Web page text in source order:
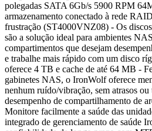
polegadas SATA 6Gb/s 5900 RPM
armazenamento conectado à rede
frustração (ST4000VNZ08) - Os
são a solução ideal para ambientes
compartimentos que desejam
e trabalhe mais rápido com um disco
oferece 4 TB e cache de até 64 MB -
gabinetes NAS, o IronWolf oferece
nenhum ruído/vibração, sem atrasos
desempenho de compartilhamento de
Monitore facilmente a saúde das
integrado de gerenciamento de saúde